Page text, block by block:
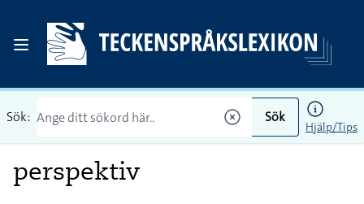
Sök: Sök
Hjälp/Tips
perspektiv